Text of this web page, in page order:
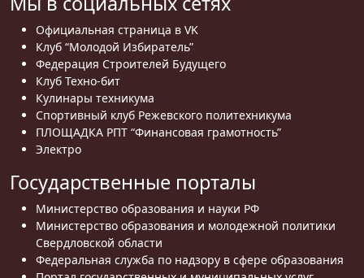
Официальная страница в VK
Клуб “Молодой Избиратель”
Федерация Строителей Будущего
Клуб Техно-бит
Кулинары техникума
Спортивный клуб Режевского политехникума
ПЛОЩАДКА РПТ “Финансовая грамотность”
Электро
Государственные порталы
Министерство образования и науки РФ
Министерство образования и молодежной политики
Свердловской области
Федеральная служба по надзору в сфере образования